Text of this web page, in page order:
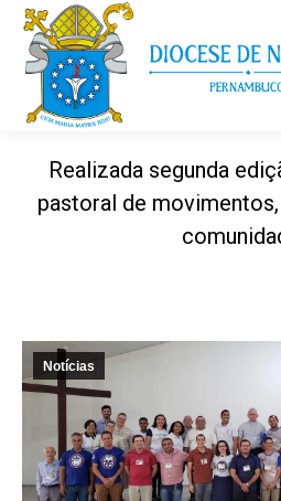
Realizada segunda
pastoral de
Notícias